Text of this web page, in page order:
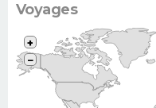
Voyages
+
−